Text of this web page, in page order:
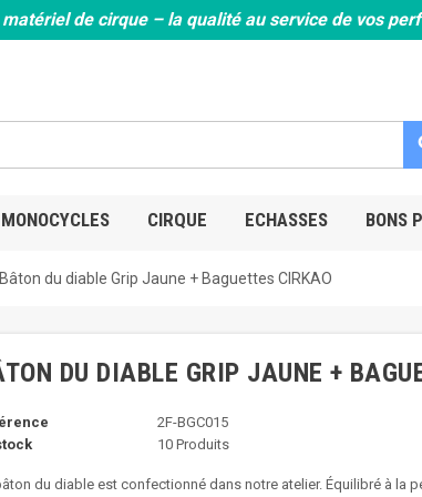
de cirque – la qualité au service de vos
MONOCYCLES CIRQUE ECHASSES BONS
Bâton du diable Grip Jaune + Baguettes CIRKAO
DU DIABLE GRIP JAUNE +
2F-BGC015
10 Produits
du diable est confectionné dans notre atelier. Équilibré à la